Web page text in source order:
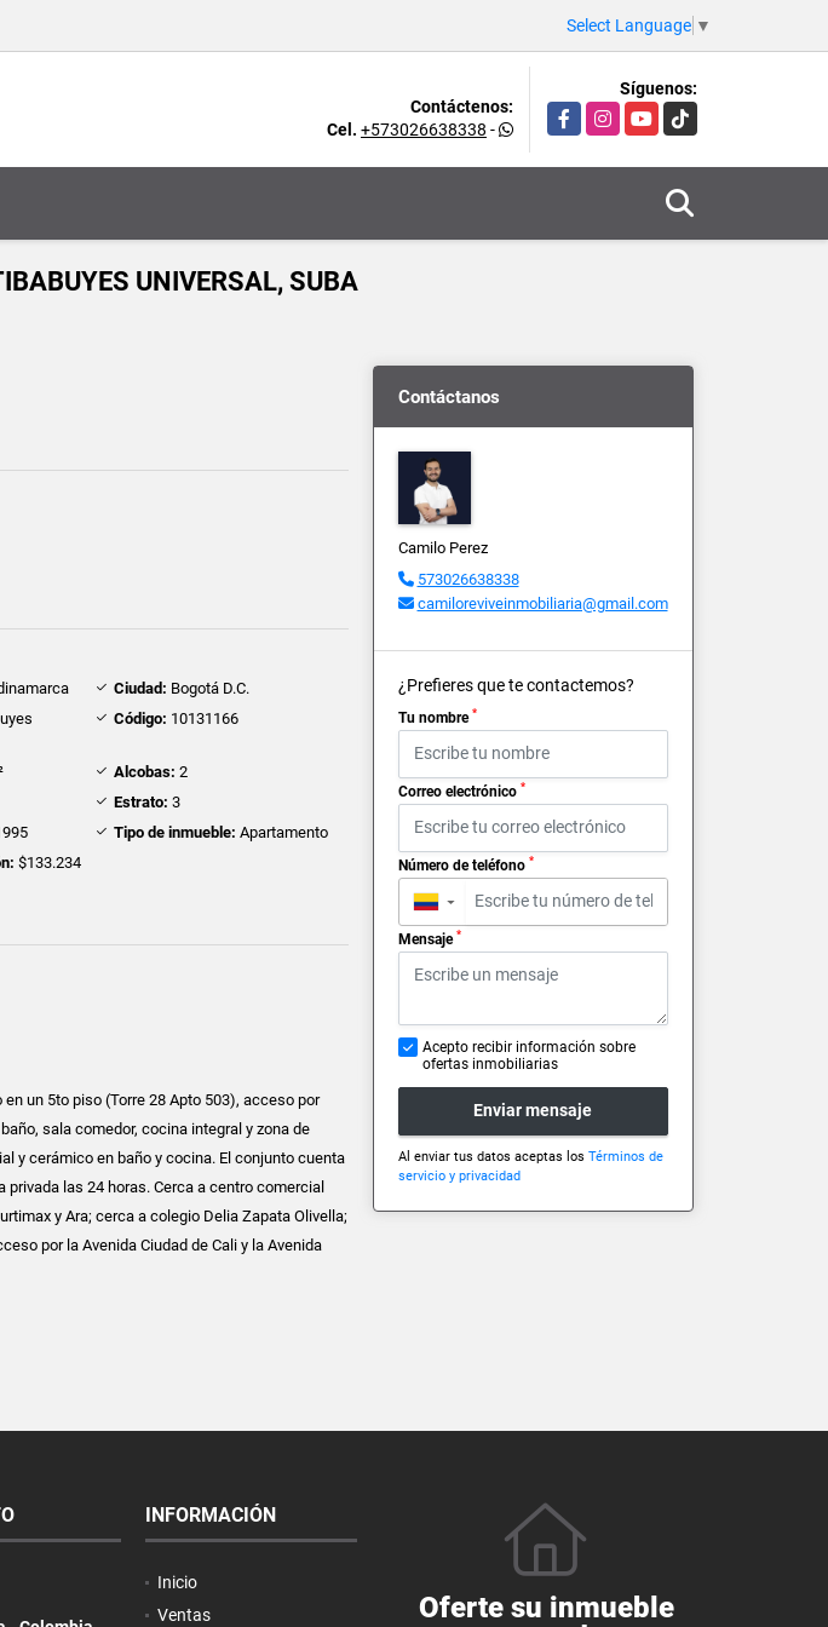
Select Language ▼
Contáctenos:
Cel. +573026638338 -
Síguenos:
FacebookInstagramYouTubeTikTok
UNIVERSAL, SUBA
Ciudad: Bogotá D.C.
Código: 10131166
Alcobas: 2
Estrato: 3
Tipo de inmueble: Apartamento
$133.234
un 5to piso (Torre 28 Apto 503), acceso por
sala comedor, cocina integral y zona de
y cerámico en baño y cocina. El conjunto cuenta
las 24 horas. Cerca a centro comercial
y Ara; cerca a colegio Delia Zapata Olivella;
por la Avenida Ciudad de Cali y la Avenida
Contáctanos
Camilo Perez
573026638338
camiloreviveinmobiliaria@gmail.com
¿Prefieres que te contactemos?
Tu nombre *
Correo electrónico *
Número de teléfono *
▼
Mensaje *
Acepto recibir información sobre
ofertas inmobiliarias
Enviar mensaje
Al enviar tus datos aceptas los Términos de
servicio y privacidad
INFORMACIÓN
Inicio
Ventas
Oferte su inmueble